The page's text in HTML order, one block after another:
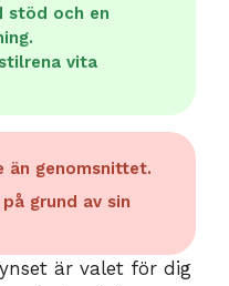
stöd och en
vita
än genomsnittet.
grund av sin
är valet för dig